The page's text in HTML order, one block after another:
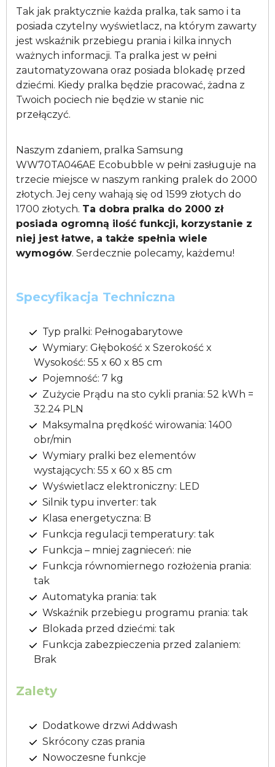
Tak jak praktycznie każda pralka, tak samo i ta
posiada czytelny wyświetlacz, na którym zawarty
jest wskaźnik przebiegu prania i kilka innych
ważnych informacji. Ta pralka jest w pełni
zautomatyzowana oraz posiada blokadę przed
dziećmi. Kiedy pralka będzie pracować, żadna z
Twoich pociech nie będzie w stanie nic
przełączyć.
Naszym zdaniem, pralka Samsung
WW70TA046AE Ecobubble w pełni zasługuje na
trzecie miejsce w naszym ranking pralek do 2000
złotych. Jej ceny wahają się od 1599 złotych do
1700 złotych. Ta dobra pralka do 2000 zł
posiada ogromną ilość funkcji, korzystanie z
niej jest łatwe, a także spełnia wiele
wymogów. Serdecznie polecamy, każdemu!
Specyfikacja Techniczna
Typ pralki: Pełnogabarytowe
Wymiary: Głębokość x Szerokość x
Wysokość: 55 x 60 x 85 cm
Pojemność: 7 kg
Zużycie Prądu na sto cykli prania: 52 kWh =
32.24 PLN
Maksymalna prędkość wirowania: 1400
obr/min
Wymiary pralki bez elementów
wystających: 55 x 60 x 85 cm
Wyświetlacz elektroniczny: LED
Silnik typu inverter: tak
Klasa energetyczna: B
Funkcja regulacji temperatury: tak
Funkcja – mniej zagnieceń: nie
Funkcja równomiernego rozłożenia prania:
tak
Automatyka prania: tak
Wskaźnik przebiegu programu prania: tak
Blokada przed dziećmi: tak
Funkcja zabezpieczenia przed zalaniem:
Brak
Zalety
Dodatkowe drzwi Addwash
Skrócony czas prania
Nowoczesne funkcje